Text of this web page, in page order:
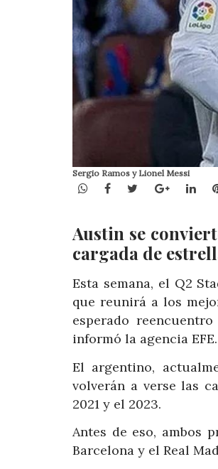
Sergio Ramos y Lionel Messi
WhatsApp
Facebook
TwitterGoogle+
Austin se
cargada de
Esta semana, el Q2
que reunirá a los
esperado
informó la agencia EFE.
El argentino,
volverán a verse las
2021 y el 2023.
Antes de eso, ambos
Barcelona y el Real